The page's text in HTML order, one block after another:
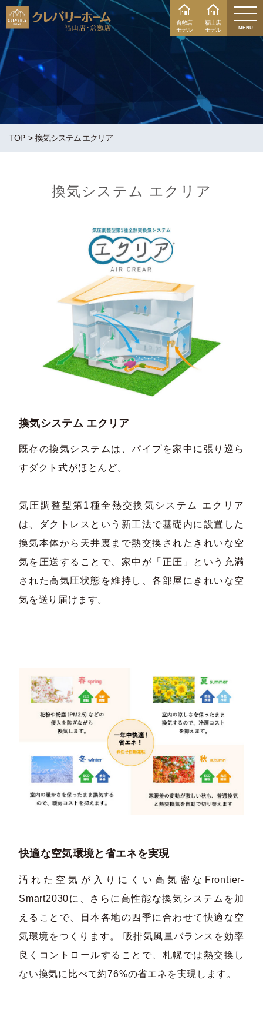
福山店
モデル
倉敷店
モデル
MENU
TOP 換気システム エクリア
換気システム エクリア
換気システム エクリア
既存の換気システムは、パイプを家中に張り巡ら
すダクト式がほとんど。
気圧調整型第1種全熱交換気システム エクリア
は、ダクトレスという新工法で基礎内に設置した
換気本体から天井裏まで熱交換されたきれいな空
気を圧送することで、家中が「正圧」という充満
された高気圧状態を維持し、各部屋にきれいな空
気を送り届けます。
快適な空気環境と省エネを実現
汚れた空気が入りにくい高気密なFrontier-
Smart2030に、さらに高性能な換気システムを加
えることで、日本各地の四季に合わせて快適な空
気環境をつくります。 吸排気風量バランスを効率
良くコントロールすることで、札幌では熱交換し
ない換気に比べて約76%の省エネを実現します。